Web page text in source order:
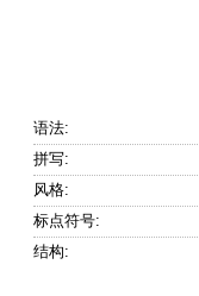
语法:
拼写:
风格:
标点符号:
结构: